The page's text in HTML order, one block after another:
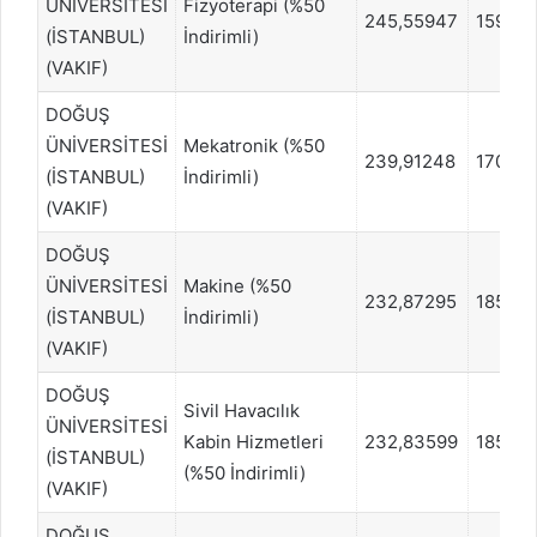
ÜNİVERSİTESİ
(İSTANBUL)
(VAKIF)
Fizyoterapi (%50
İndirimli)
245,55947
DOĞUŞ
ÜNİVERSİTESİ
(İSTANBUL)
(VAKIF)
Mekatronik (%50
İndirimli)
239,91248
DOĞUŞ
ÜNİVERSİTESİ
(İSTANBUL)
(VAKIF)
Makine (%50
İndirimli)
232,87295
DOĞUŞ
ÜNİVERSİTESİ
(İSTANBUL)
(VAKIF)
Sivil Havacılık
Kabin Hizmetleri
(%50 İndirimli)
232,83599